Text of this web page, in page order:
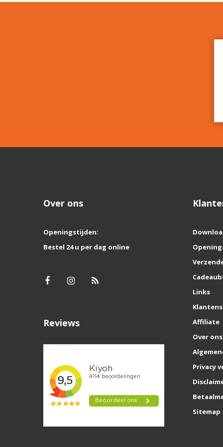
Over ons
Openingstijden:
Bestel 24 u per dag online
Reviews
Links
Affiliate
Over ons
Privacy
Sitemap